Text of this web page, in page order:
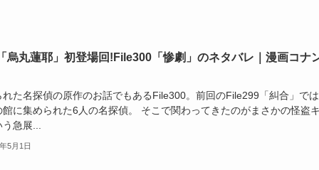
烏丸蓮耶」初登場回!File300「惨劇」のネタバレ｜漫画コナ
れた名探偵の原作のお話でもあるFile300。前回のFile299「糾合」で
館に集められた6人の名探偵。 そこで関わってきたのがまさかの怪盗
急展...
5月1日